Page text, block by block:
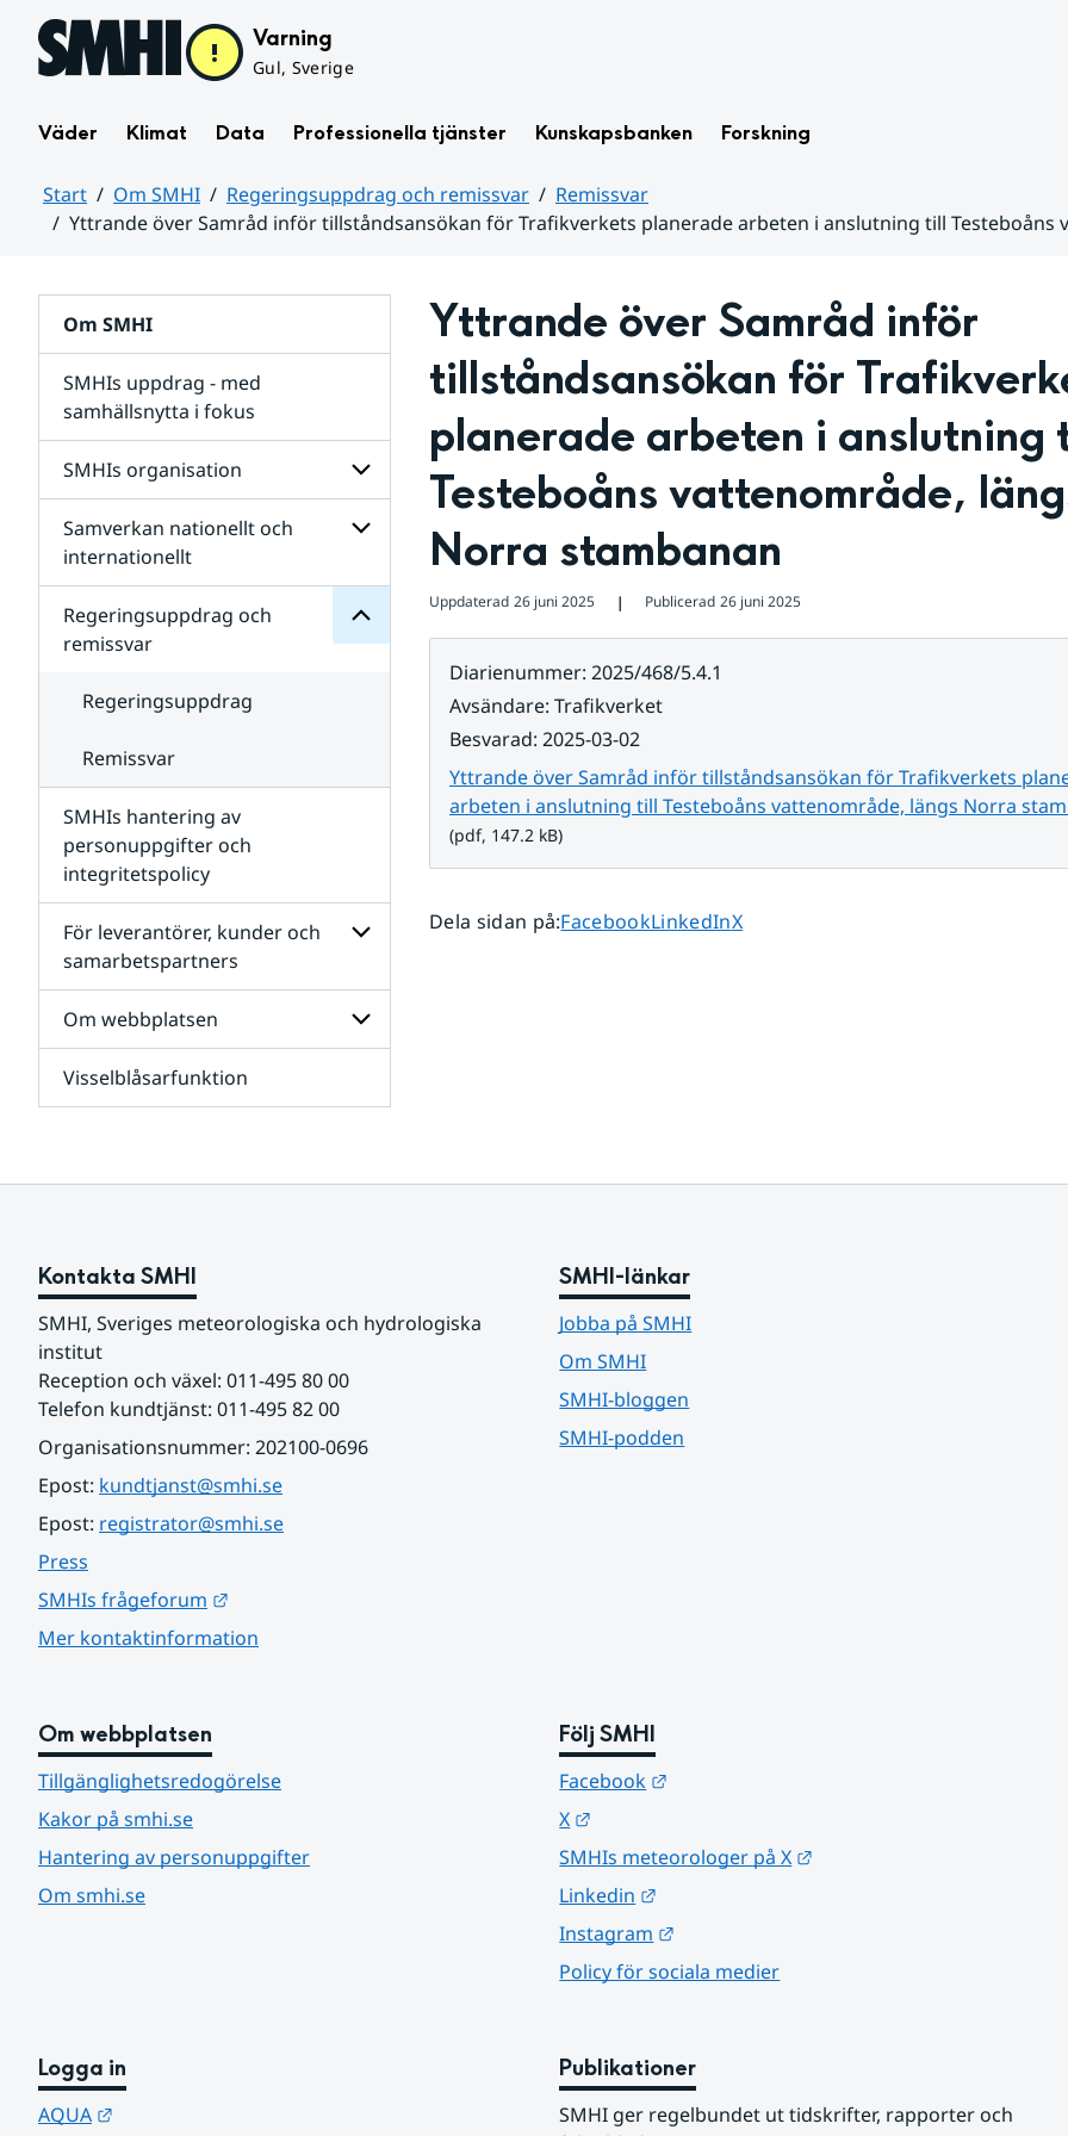
Hoppa till sidans innehåll Varning
Gul, Sverige
Väder Klimat Data Professionella tjänster Kunskapsbanken Forskning
Start Om SMHI Regeringsuppdrag och remissvar
Remissvar
Yttrande över Samråd inför tillståndsansökan för Trafikverkets planerade arbeten i anslutning till Testeboåns
Om SMHI
SMHIs uppdrag - med
samhällsnytta i fokus
SMHIs organisation
Undersidor
organisation
Samverkan nationellt och
internationellt
Undersidor
för
Samverkan
internationellt
Regeringsuppdrag och
remissvar
för
Regeringsuppdrag
remissvar
Regeringsuppdrag
Remissvar
SMHIs hantering av
personuppgifter och
integritetspolicy
För leverantörer, kunder och
samarbetspartners
Undersidor
för
och
Om webbplatsen
för
Visselblåsarfunktion
Yttrande över Samråd inför
tillståndsansökan för
planerade arbeten i anslutning
Testeboåns vattenområde,
Norra stambanan
Uppdaterad 26 juni 2025 ❘ Publicerad 26 juni 2025
Diarienummer: 2025/468/5.4.1
Avsändare: Trafikverket
Besvarad: 2025-03-02
Yttrande över Samråd inför tillståndsansökan för Trafikverkets
arbeten i anslutning till Testeboåns vattenområde, längs Norra
(pdf, 147.2 kB)
Dela sidan på:Dela sidan på
FacebookDela sidan på
LinkedInDela sidan på
X
Kontakta SMHI
SMHI, Sveriges meteorologiska och hydrologiska
institut
Reception och växel: 011-495 80 00
Telefon kundtjänst: 011-495 82 00
Organisationsnummer: 202100-0696
Epost: kundtjanst@smhi.se
Epost: registrator@smhi.se
Press
SMHIs frågeforum
Mer kontaktinformation
SMHI-länkar
Jobba på SMHI
Om SMHI
SMHI-bloggen
SMHI-podden
Om webbplatsen
Tillgänglighetsredogörelse
Kakor på smhi.se
Hantering av personuppgifter
Om smhi.se
Följ SMHI
Facebook
X
SMHIs meteorologer på X
Linkedin
Instagram
Policy för sociala medier
Logga in
AQUA
Publikationer
SMHI ger regelbundet ut tidskrifter, rapporter och